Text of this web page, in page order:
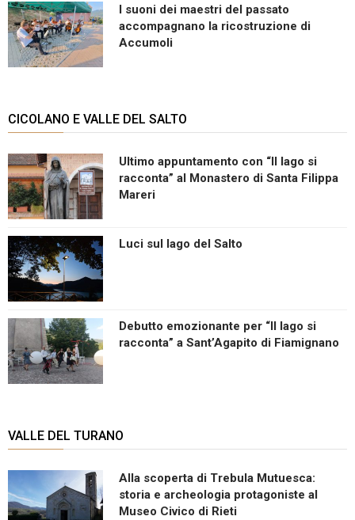
I suoni dei maestri del passato
accompagnano la ricostruzione di
Accumoli
CICOLANO E VALLE DEL SALTO
Ultimo appuntamento con “Il lago si
racconta” al Monastero di Santa Filippa
Mareri
Luci sul lago del Salto
Debutto emozionante per “Il lago si
racconta” a Sant’Agapito di Fiamignano
VALLE DEL TURANO
Alla scoperta di Trebula Mutuesca:
storia e archeologia protagoniste al
Museo Civico di Rieti